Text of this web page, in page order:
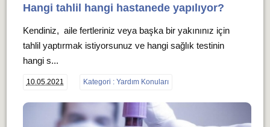
Hangi tahlil hangi hastanede yapılıyor?
Kendiniz, aile fertleriniz veya başka bir yakınınız için
tahlil yaptırmak istiyorsunuz ve hangi sağlık testinin
hangi s...
10.05.2021 Kategori : Yardım Konuları